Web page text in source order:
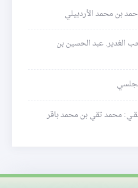
بن محمد الأردبيلي
الغدير. عبد الحسين بن
محمد تقي بن محمد باقر